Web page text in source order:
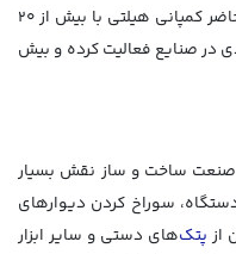
ساختمان‌سازی شد؛ به طوری که در حال حاضر کمپانی هیلتی با بیش از ۲۰
در صنایع فعالیت کرده و بیش
ساخت و ساز نقش بسیار
سوراخ کردن دیوارهای
از پتک‌های دستی و سایر ابزار